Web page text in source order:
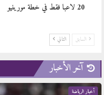
20 لاعبا فقط في خطة مورينيو
السابق التالي
آخر الأخبار
أخبار الرياضة